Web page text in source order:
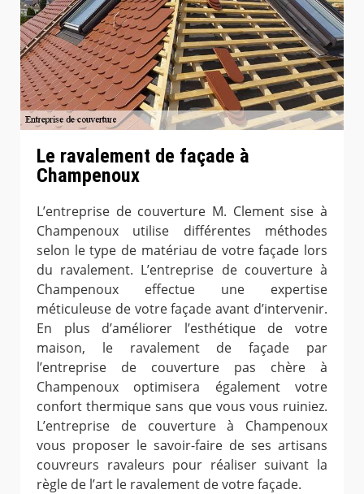
Le ravalement de façade à
Champenoux
L’entreprise de couverture M. Clement sise à
Champenoux utilise différentes méthodes
selon le type de matériau de votre façade lors
du ravalement. L’entreprise de couverture à
Champenoux effectue une expertise
méticuleuse de votre façade avant d’intervenir.
En plus d’améliorer l’esthétique de votre
maison, le ravalement de façade par
l’entreprise de couverture pas chère à
Champenoux optimisera également votre
confort thermique sans que vous vous ruiniez.
L’entreprise de couverture à Champenoux
vous proposer le savoir-faire de ses artisans
couvreurs ravaleurs pour réaliser suivant la
règle de l’art le ravalement de votre façade.